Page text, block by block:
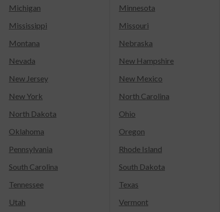
Michigan
Minnesota
Mississippi
Missouri
Montana
Nebraska
Nevada
New Hampshire
New Jersey
New Mexico
New York
North Carolina
North Dakota
Ohio
Oklahoma
Oregon
Pennsylvania
Rhode Island
South Carolina
South Dakota
Tennessee
Texas
Utah
Vermont